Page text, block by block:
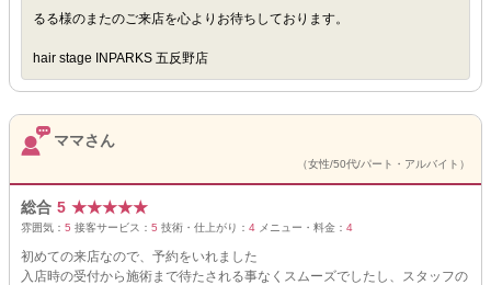
るる様のまたのご来店を心よりお待ちしております。
hair stage INPARKS 五反野店
ママさん
（女性/50代/パート・アルバイト）
総合 5 ★★★★★
雰囲気： 5 接客サービス： 5 技術・仕上がり： 4 メニュー・料金： 4
初めての来店なので、予約をいれました
入店時の受付から施術まで待たされる事なくスムーズでしたし、スタッフの